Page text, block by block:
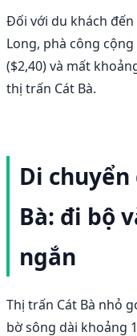
Đối với du khách
Long, phà công cộng
($2,40) và mất
thị trấn Cát Bà.
Di
Bà: đi bộ
ngắn
Thị trấn Cát Bà nhỏ
bờ sông dài khoảng